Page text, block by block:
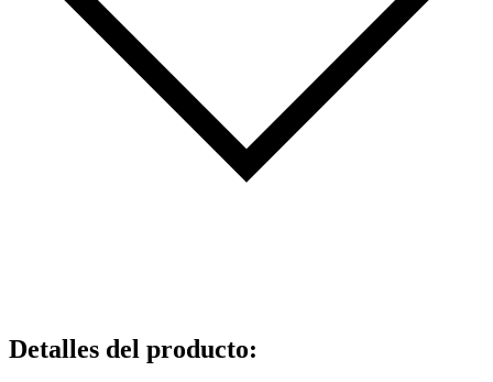
Detalles del producto: